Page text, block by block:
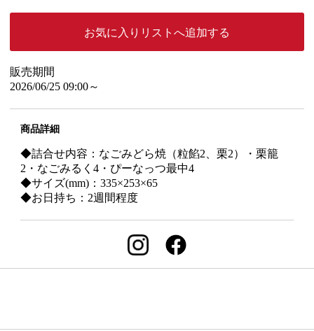
お気に入りリストへ追加する
販売期間
2026/06/25 09:00～
商品詳細
◆詰合せ内容：なごみどら焼（粒餡2、栗2）・栗籠
2・なごみるく4・ぴーなっつ最中4
◆サイズ(mm)：335×253×65
◆お日持ち：2週間程度